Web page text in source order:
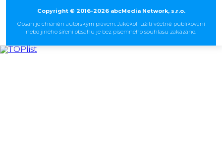
Copyright © 2016-2026 abcMedia Network, s.r.o.
Obsah je chráněn autorským právem. Jakékoli užití včetně publikování
nebo jiného šíření obsahu je bez písemného souhlasu zakázáno.